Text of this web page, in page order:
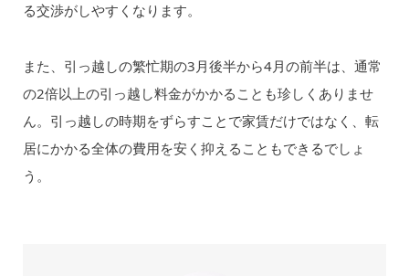
る交渉がしやすくなります。
また、引っ越しの繁忙期の3月後半から4月の前半は、通常
の2倍以上の引っ越し料金がかかることも珍しくありませ
ん。引っ越しの時期をずらすことで家賃だけではなく、転
居にかかる全体の費用を安く抑えることもできるでしょ
う。